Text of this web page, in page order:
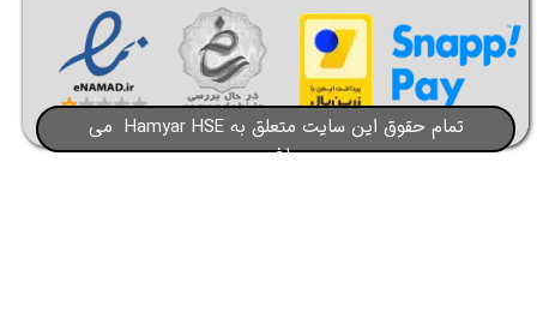
تمام حقوق این سایت متعلق به Hamyar HSE می
باشد​​​​​​​